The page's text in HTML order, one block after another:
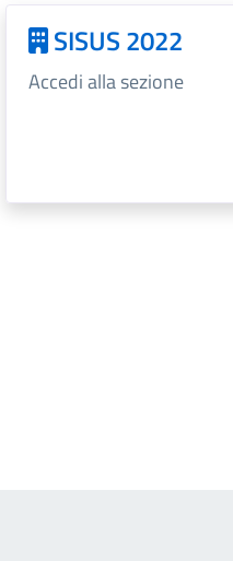
SISUS 2022
Accedi alla sezione